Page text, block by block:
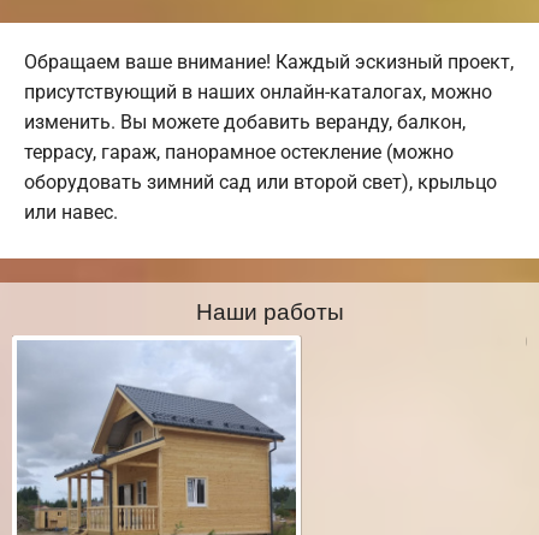
Обращаем ваше внимание! Каждый эскизный проект,
присутствующий в наших онлайн-каталогах, можно
изменить. Вы можете добавить веранду, балкон,
террасу, гараж, панорамное остекление (можно
оборудовать зимний сад или второй свет), крыльцо
или навес.
Наши работы